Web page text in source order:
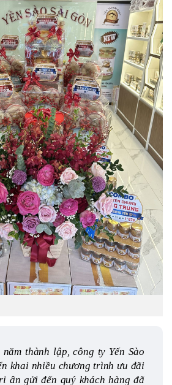
thành lập, công ty Yến Sào
khai nhiều chương trình ưu đãi
ân gửi đến quý khách hàng đã